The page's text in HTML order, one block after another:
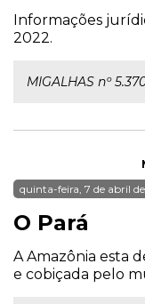
Informações
2022.
MIGALHAS nº
quinta-feira, 7 de abril
O Pará
A Amazônia esta
e cobiçada pelo